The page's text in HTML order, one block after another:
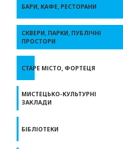
БАРИ, КАФЕ, РЕСТОРАНИ
СКВЕРИ, ПАРКИ, ПУБЛІЧНІ
ПРОСТОРИ
СТАРЕ МІСТО, ФОРТЕЦЯ
МИСТЕЦЬКО-КУЛЬТУРНІ
ЗАКЛАДИ
БІБЛІОТЕКИ